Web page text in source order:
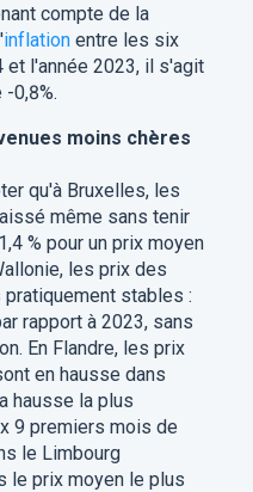
compte de la
inflationentre les six
l'année 2023, il s'agit
0,8%.
moins chères
qu'à Bruxelles, les
même sans tenir
% pour un prix moyen
les prix des
stables :
rapport à 2023, sans
En Flandre, les prix
en hausse dans
hausse la plus
9 premiers mois de
le Limbourg
le prix moyen le plus